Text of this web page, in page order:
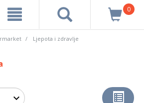
0
Ljepota i zdravlje